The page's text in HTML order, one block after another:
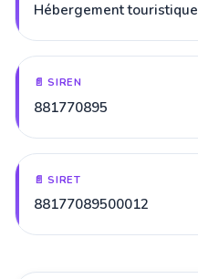
Hébergement touristique
📄 SIREN
881770895
📄 SIRET
88177089500012